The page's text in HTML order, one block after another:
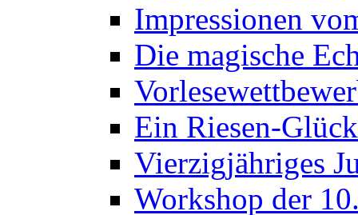
Impressionen
Die magische
Ein Riesen-
Vierzigjähriges
Workshop der